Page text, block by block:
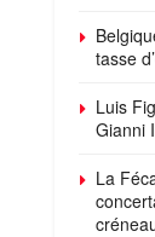
tasse
Luis
Gianni
La